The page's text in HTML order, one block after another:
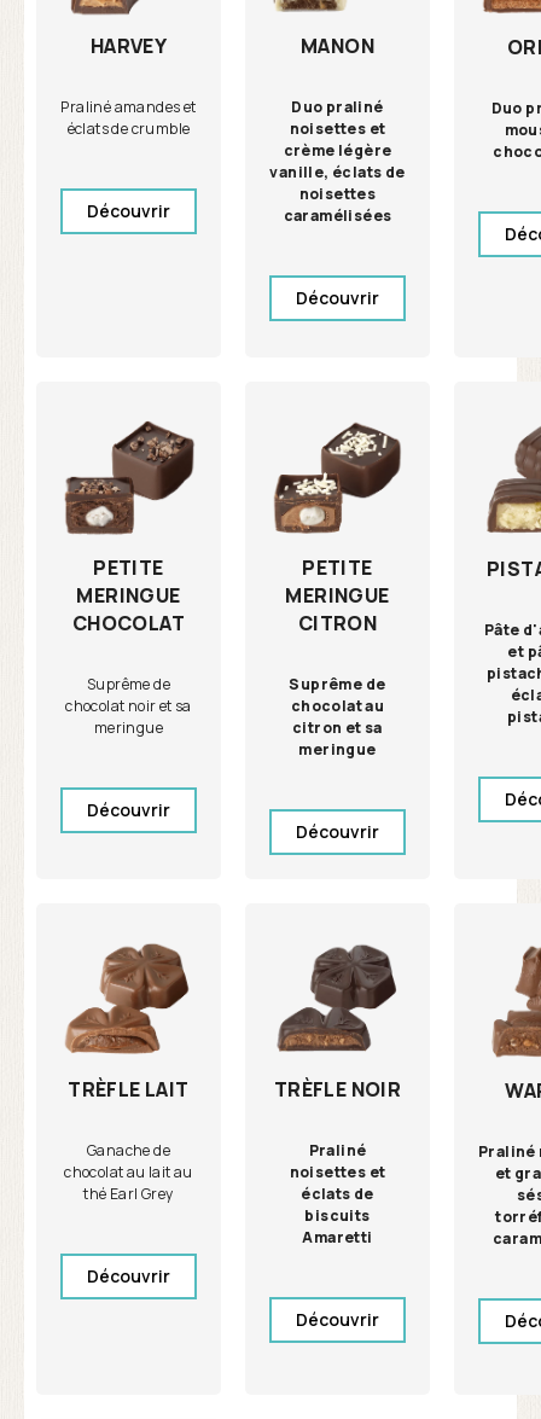
HARVEY
Praliné amandes et
éclats de crumble
Découvrir
MANON
Duo praliné
noisettes et
crème légère
vanille, éclats de
noisettes
caramélisées
Découvrir
Duo
PETITE
MERINGUE
CHOCOLAT
Suprême de
chocolat noir et sa
meringue
Découvrir
PETITE
MERINGUE
CITRON
Suprême de
chocolat au
citron et sa
meringue
Découvrir
Pâte
et
TRÈFLE LAIT
Ganache de
chocolat au lait au
thé Earl Grey
Découvrir
TRÈFLE NOIR
Praliné
noisettes et
éclats de
biscuits
Amaretti
Découvrir
et